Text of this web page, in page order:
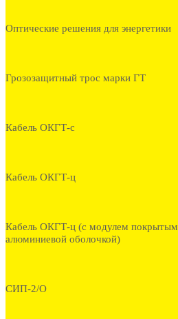
Оптические решения для энергетики
Грозозащитный трос марки ГТ
Кабель ОКГТ-с
Кабель ОКГТ-ц
Кабель ОКГТ-ц (с модулем покрытым
алюминиевой оболочкой)
СИП-2/О